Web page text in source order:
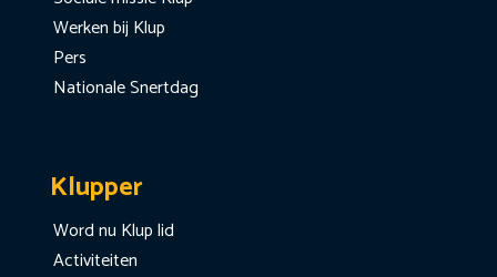
Werken bij Klup
Pers
Nationale Snertdag
Klupper
Word nu Klup lid
Activiteiten